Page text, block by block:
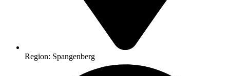
Region: Spangenberg